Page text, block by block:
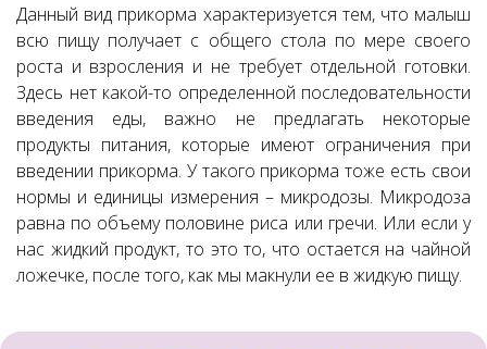
Данный вид прикорма характеризуется тем, что малыш
всю пищу получает с общего стола по мере своего
роста и взросления и не требует отдельной готовки.
Здесь нет какой-то определенной последовательности
введения еды, важно не предлагать некоторые
продукты питания, которые имеют ограничения при
введении прикорма. У такого прикорма тоже есть свои
нормы и единицы измерения – микродозы. Микродоза
равна по объему половине риса или гречи. Или если у
нас жидкий продукт, то это то, что остается на чайной
ложечке, после того, как мы макнули ее в жидкую пищу.